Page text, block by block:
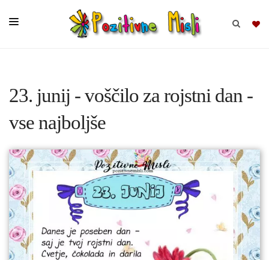
SKUPINE
MISLI
KOMPLETI
23. junij - voščilo za rojstni dan -
vse najboljše